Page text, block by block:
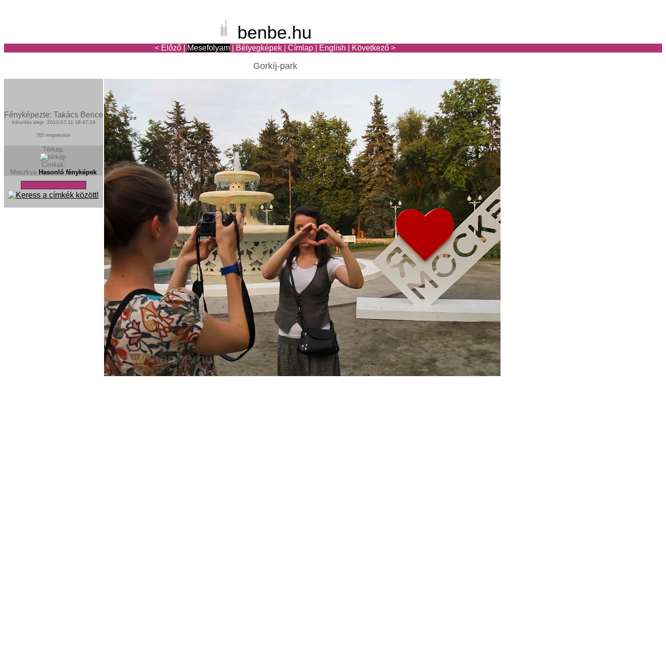
benbe.hu
< Előző Mesefolyam Bélyegképek Címlap English Következő >
Gorkíj-park
Fényképezte: Takács Bence
Készítés ideje: 2013:07:11 18:47:28
703 megtekintés
Térkép:
Címkék:
Moszkva Hasonló fényképek